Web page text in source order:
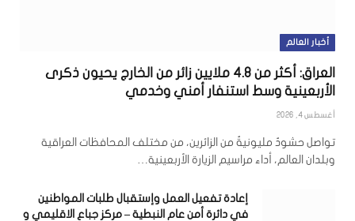
أخبار العالم
العراق: أكثر من 4.8 ملايين زائر من الخارج يحيون ذكرى
الأربعينية وسط استنفار أمني وخدمي
أغسطس 4, 2026
تواصل حشودٌ مليونيةٌ من الزائرين، من مختلف المحافظات العراقية
وبلدان العالم، أداء مراسيم الزيارة الأربعينية…
إعادة تفعيل العمل وإستقبال طلبات المواطنين
في دائرة أمن عام النبطية – مركز جباع الاقليمي و